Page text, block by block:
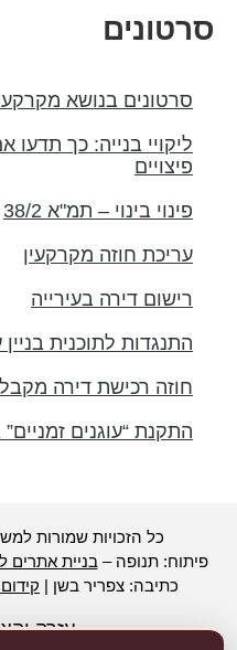
סרטונים
סרטונים בנושא
ליקויי בנייה: כך
פיצויים
פינוי בינוי – תמ"א 38/2
עריכת חוזה מקרקעין
רישום דירה בעירייה
התנגדות לתוכנית בניין
חוזה רכישת דירה
התקנת “עוגנים
כל הזכויות שמורות
פיתוח: תנופה –בניית אתרים
כתיבה: צפריר בשן |
עזרה